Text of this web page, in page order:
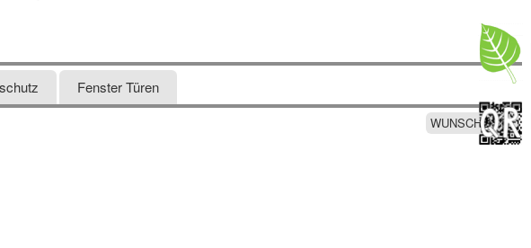
Fenster Türen
WUNSCHLISTE